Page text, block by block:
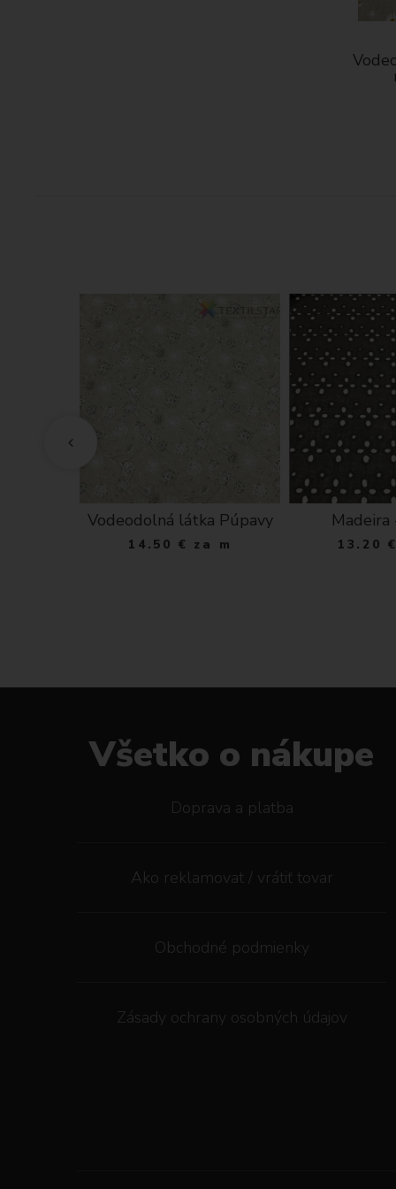
Vodeodolná látka Púpavy
14.50 € za m
Madeira
13.20
Všetko o nákupe
Doprava a platba
Ako reklamovat / vrátiť tovar
Obchodné podmienky
Zásady ochrany osobných údajov